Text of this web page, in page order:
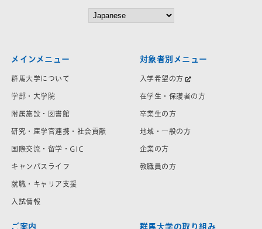
メインメニュー
群馬大学について
学部・大学院
附属施設・図書館
研究・産学官連携・社会貢献
国際交流・留学・GIC
キャンパスライフ
就職・キャリア支援
入試情報
対象者別メニュー
入学希望の方
在学生・保護者の方
卒業生の方
地域・一般の方
企業の方
教職員の方
ご案内 群馬大学の取り組み